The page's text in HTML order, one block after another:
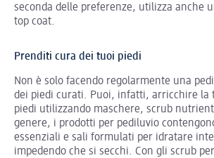
seconda delle preferenze, utilizza anche
top coat.
Prenditi cura dei tuoi piedi
Non è solo facendo regolarmente una
dei piedi curati. Puoi, infatti, arricchire la
piedi utilizzando maschere, scrub
genere, i prodotti per pediluvio
essenziali e sali formulati per idratare
impedendo che si secchi. Con gli scrub